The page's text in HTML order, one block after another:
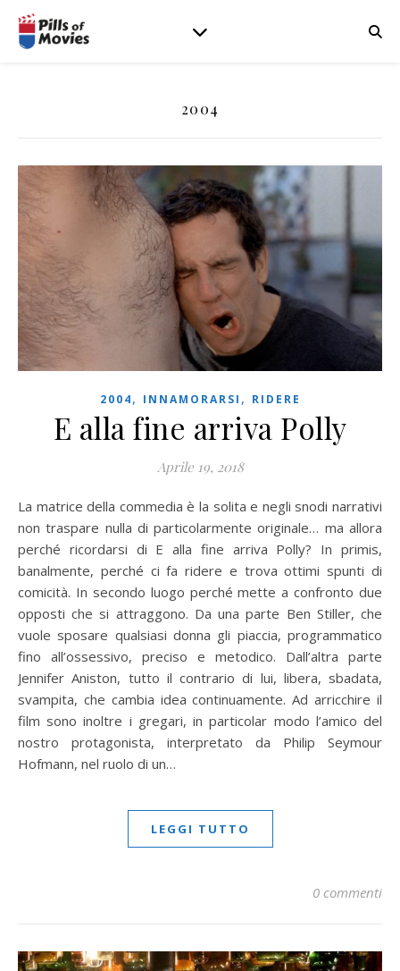
2004
2004, INNAMORARSI , RIDERE
E alla fine arriva Polly
Aprile 19, 2018
La matrice della commedia è la solita e negli snodi narrativi
non traspare nulla di particolarmente originale… ma allora
perché ricordarsi di E alla fine arriva Polly? In primis,
banalmente, perché ci fa ridere e trova ottimi spunti di
comicità. In secondo luogo perché mette a confronto due
opposti che si attraggono. Da una parte Ben Stiller, che
vuole sposare qualsiasi donna gli piaccia, programmatico
fino all’ossessivo, preciso e metodico. Dall’altra parte
Jennifer Aniston, tutto il contrario di lui, libera, sbadata,
svampita, che cambia idea continuamente. Ad arricchire il
film sono inoltre i gregari, in particolar modo l’amico del
nostro protagonista, interpretato da Philip Seymour
Hofmann, nel ruolo di un…
LEGGI TUTTO
0 commenti